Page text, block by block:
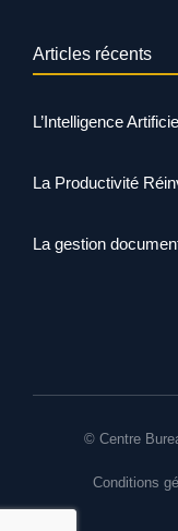
Articles récents
L’Intelligence
La Productivité
La gestion
© Centre
Conditions